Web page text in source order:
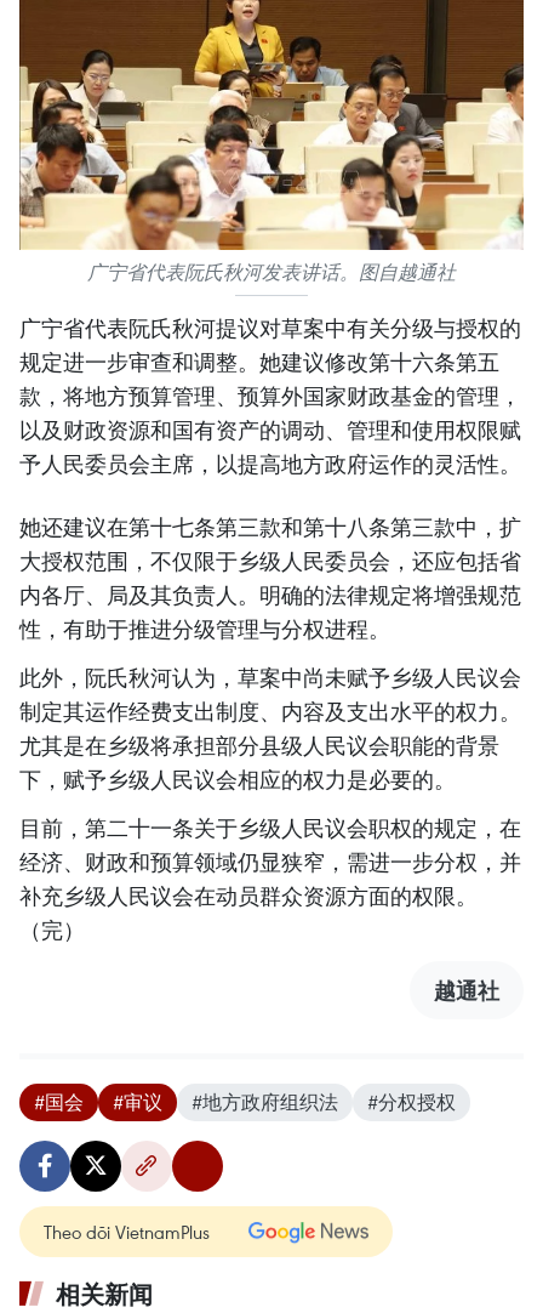
广宁省代表阮氏秋河发表讲话。图自越通社
广宁省代表阮氏秋河提议对草案中有关分级与授权的
规定进一步审查和调整。她建议修改第十六条第五
款，将地方预算管理、预算外国家财政基金的管理，
以及财政资源和国有资产的调动、管理和使用权限赋
予人民委员会主席，以提高地方政府运作的灵活性。
她还建议在第十七条第三款和第十八条第三款中，扩
大授权范围，不仅限于乡级人民委员会，还应包括省
内各厅、局及其负责人。明确的法律规定将增强规范
性，有助于推进分级管理与分权进程。
此外，阮氏秋河认为，草案中尚未赋予乡级人民议会
制定其运作经费支出制度、内容及支出水平的权力。
尤其是在乡级将承担部分县级人民议会职能的背景
下，赋予乡级人民议会相应的权力是必要的。
目前，第二十一条关于乡级人民议会职权的规定，在
经济、财政和预算领域仍显狭窄，需进一步分权，并
补充乡级人民议会在动员群众资源方面的权限。
（完）
越通社
#国会 #审议 #地方政府组织法 #分权授权
Theo dõi VietnamPlus
相关新闻